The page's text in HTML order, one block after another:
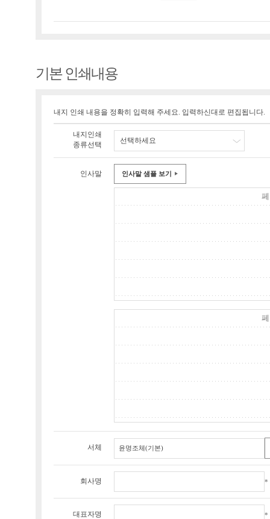
기본 인쇄내용
내지 인쇄 내용을 정확히 입력해 주세요. 입력하신대로 편집됩니다.
내지인쇄
종류선택
선택하세요
인사말 인사말 샘플 보기
서체
회사명 *
대표자명 *